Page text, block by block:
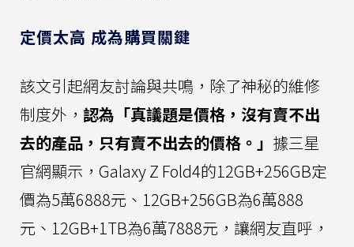
定價太高 成為購買關鍵
該文引起網友討論與共鳴，除了神秘的維修
制度外， 認為「真議題是價格，沒有賣不出
去的產品，只有賣不出去的價格。」 據三星
官網顯示，Galaxy Z Fold4的12GB+256GB定
價為5萬6888元、12GB+256GB為6萬888
元、12GB+1TB為6萬7888元，讓網友直呼，